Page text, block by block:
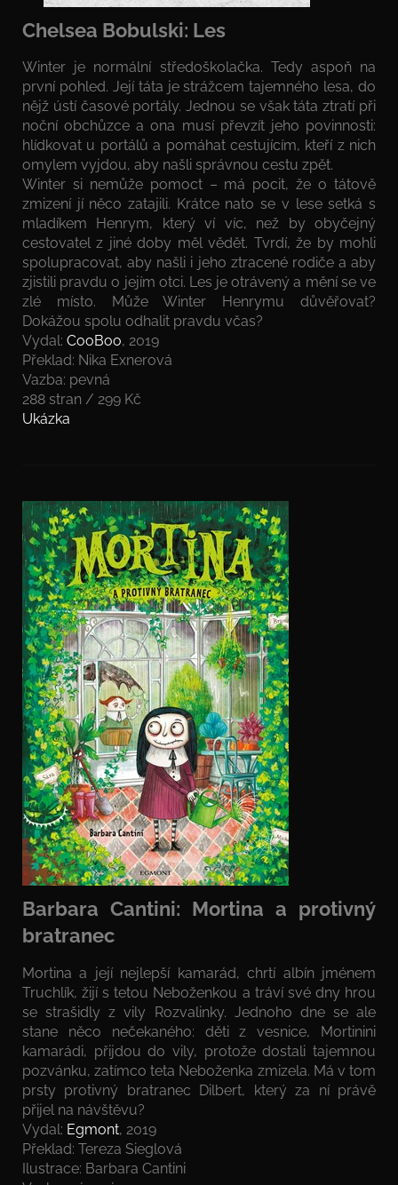
Chelsea Bobulski: Les
Winter je normální středoškolačka. Tedy aspoň na
první pohled. Její táta je strážcem tajemného lesa, do
nějž ústí časové portály. Jednou se však táta ztratí při
noční obchůzce a ona musí převzít jeho povinnosti:
hlídkovat u portálů a pomáhat cestujícím, kteří z nich
omylem vyjdou, aby našli správnou cestu zpět.
Winter si nemůže pomoct – má pocit, že o tátově
zmizení jí něco zatajili. Krátce nato se v lese setká s
mladíkem Henrym, který ví víc, než by obyčejný
cestovatel z jiné doby měl vědět. Tvrdí, že by mohli
spolupracovat, aby našli i jeho ztracené rodiče a aby
zjistili pravdu o jejím otci. Les je otrávený a mění se ve
zlé místo. Může Winter Henrymu důvěřovat?
Dokážou spolu odhalit pravdu včas?
Vydal: CooBoo, 2019
Překlad: Nika Exnerová
Vazba: pevná
288 stran / 299 Kč
Ukázka
Barbara Cantini: Mortina a protivný
bratranec
Mortina a její nejlepší kamarád, chrtí albín jménem
Truchlík, žijí s tetou Neboženkou a tráví své dny hrou
se strašidly z vily Rozvalinky. Jednoho dne se ale
stane něco nečekaného: děti z vesnice, Mortinini
kamarádi, přijdou do vily, protože dostali tajemnou
pozvánku, zatímco teta Neboženka zmizela. Má v tom
prsty protivný bratranec Dilbert, který za ní právě
přijel na návštěvu?
Vydal: Egmont, 2019
Překlad: Tereza Sieglová
Ilustrace: Barbara Cantini